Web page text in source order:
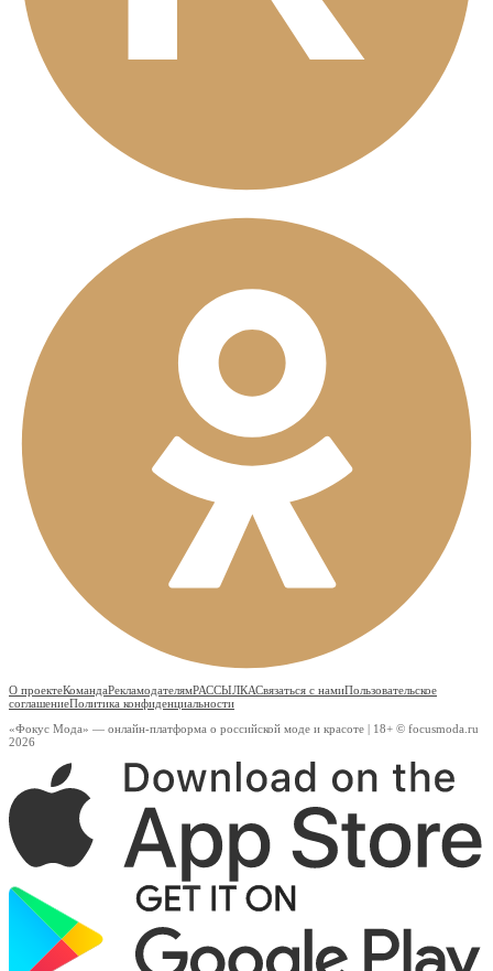
О проектеКомандаРекламодателямРАССЫЛКАСвязаться с намиПользовательское
соглашениеПолитика конфиденциальности
«Фокус Мода» — онлайн-платформа о российской моде и красоте | 18+ © focusmoda.ru
2026